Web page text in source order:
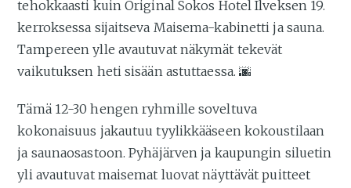
tehokkaasti kuin Original Sokos Hotel Ilveksen 19.
kerroksessa sijaitseva Maisema-kabinetti ja sauna.
Tampereen ylle avautuvat näkymät tekevät
vaikutuksen heti sisään astuttaessa. 🌆
Tämä 12-30 hengen ryhmille soveltuva
kokonaisuus jakautuu tyylikkääseen kokoustilaan
ja saunaosastoon. Pyhäjärven ja kaupungin siluetin
yli avautuvat maisemat luovat näyttävät puitteet